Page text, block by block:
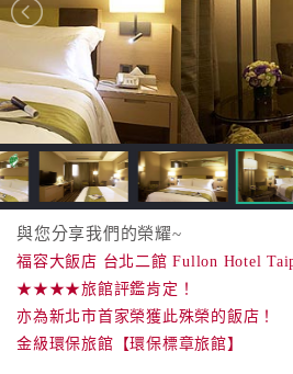
直
接
跟
飯
店
訂
房
HOT
特
色
與您分享我們的榮耀~
福容大飯店 台北二館 Fullon Hotel
★★★★旅館評鑑肯定！
亦為新北市首家榮獲此殊榮的飯店！
金級環保旅館【環保標章旅館】